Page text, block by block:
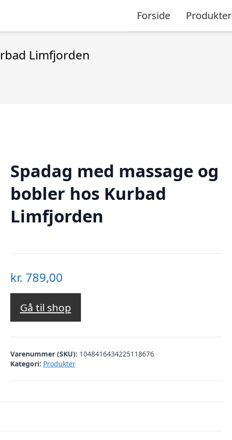
Forside Produkter
Limfjorden
Spadag med massage og
bobler hos Kurbad
Limfjorden
kr. 789,00
Gå til shop
Varenummer (SKU): 1048416434225118676
Kategori: Produkter